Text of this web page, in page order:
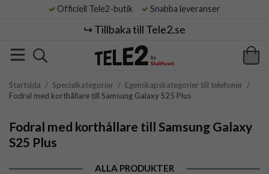
Officiell Tele2-butik Snabba leveranser
↪️ Tillbaka till Tele2.se
Startsida / Specialkategorier / Egenskapskategorier till telefoner /
Fodral med korthållare till Samsung Galaxy S25 Plus
Fodral med korthållare till Samsung Galaxy
S25 Plus
ALLA PRODUKTER